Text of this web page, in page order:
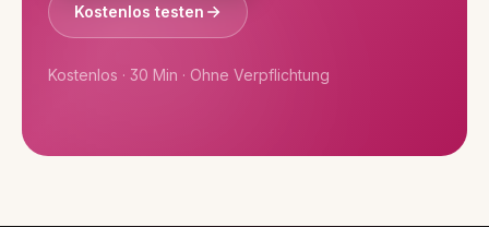
Kostenlos testen
Kostenlos · 30 Min · Ohne Verpflichtung